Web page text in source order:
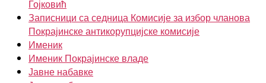
Гојковић
Записници са седница Комисије за избор чланова
Покрајинске антикорупцијске комисије
Именик
Именик Покрајинске владе
Јавне набавке